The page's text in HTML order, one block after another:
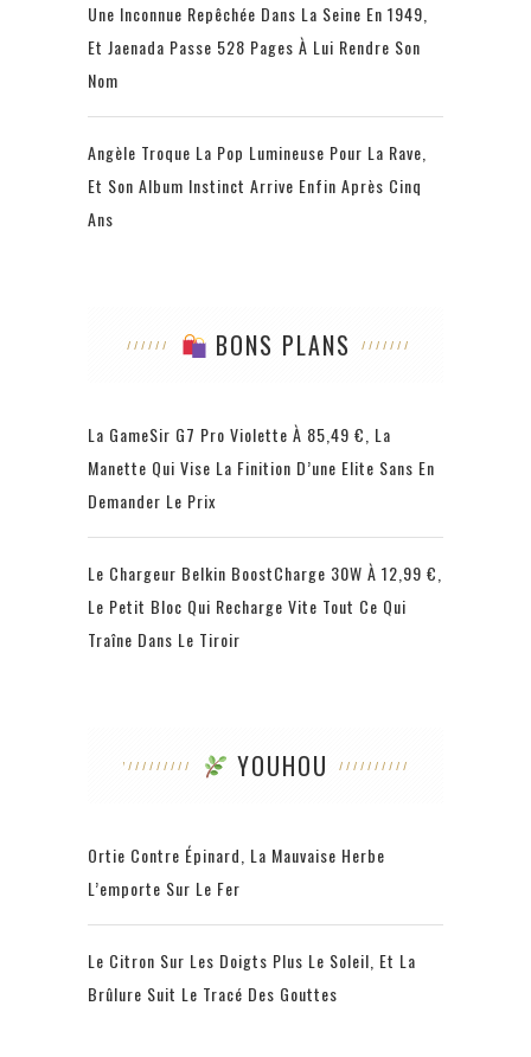
Une Inconnue Repêchée Dans La Seine En 1949,
Et Jaenada Passe 528 Pages À Lui Rendre Son
Nom
Angèle Troque La Pop Lumineuse Pour La Rave,
Et Son Album Instinct Arrive Enfin Après Cinq
Ans
BONS PLANS
La GameSir G7 Pro Violette À 85,49 €, La
Manette Qui Vise La Finition D’une Elite Sans En
Demander Le Prix
Le Chargeur Belkin BoostCharge 30W À 12,99 €,
Le Petit Bloc Qui Recharge Vite Tout Ce Qui
Traîne Dans Le Tiroir
YOUHOU
Ortie Contre Épinard, La Mauvaise Herbe
L’emporte Sur Le Fer
Le Citron Sur Les Doigts Plus Le Soleil, Et La
Brûlure Suit Le Tracé Des Gouttes